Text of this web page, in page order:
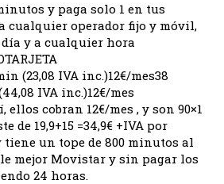
y paga solo 1 en tus
cualquier operador fijo y móvil,
y a cualquier hora
(23,08 IVA inc.)12€/mes38
IVA inc.)12€/mes
ellos cobran 12€/mes , y son 90×1
de 19,9+15 =34,9€ +IVA por
tiene un tope de 800 minutos al
mejor Movistar y sin pagar los
24 horas.